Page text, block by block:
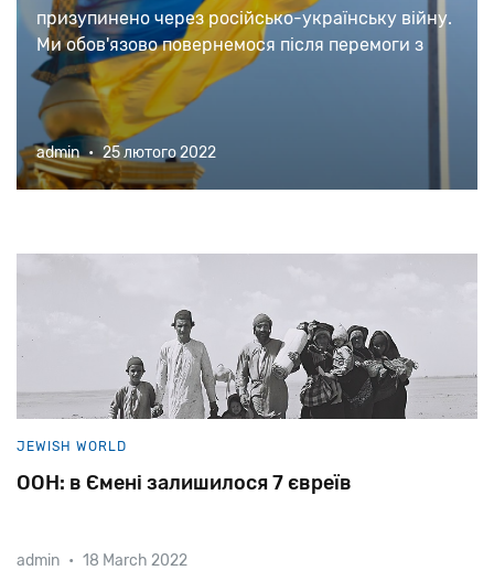
призупинено через російсько-українську війну.
Ми обов'язово повернемося після перемоги з
новими текстами та матеріалами.
admin • 25 лютого 2022
JEWISH WORLD
ООН: в Ємені залишилося 7 євреїв
admin • 18 March 2022